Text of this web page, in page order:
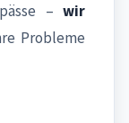
– wir
Probleme